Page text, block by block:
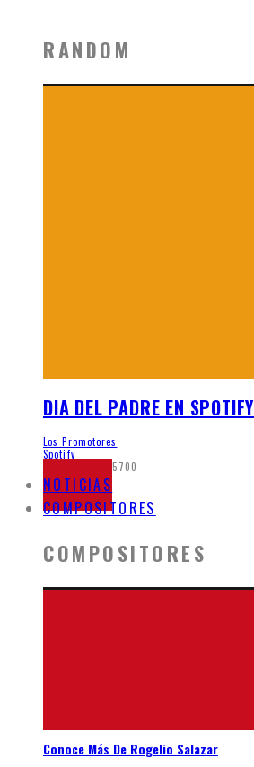
RANDOM
DIA DEL PADRE EN SPOTIFY
Los Promotores
Spotify
5700
NOTICIAS
COMPOSITORES
COMPOSITORES
Conoce Más De Rogelio Salazar